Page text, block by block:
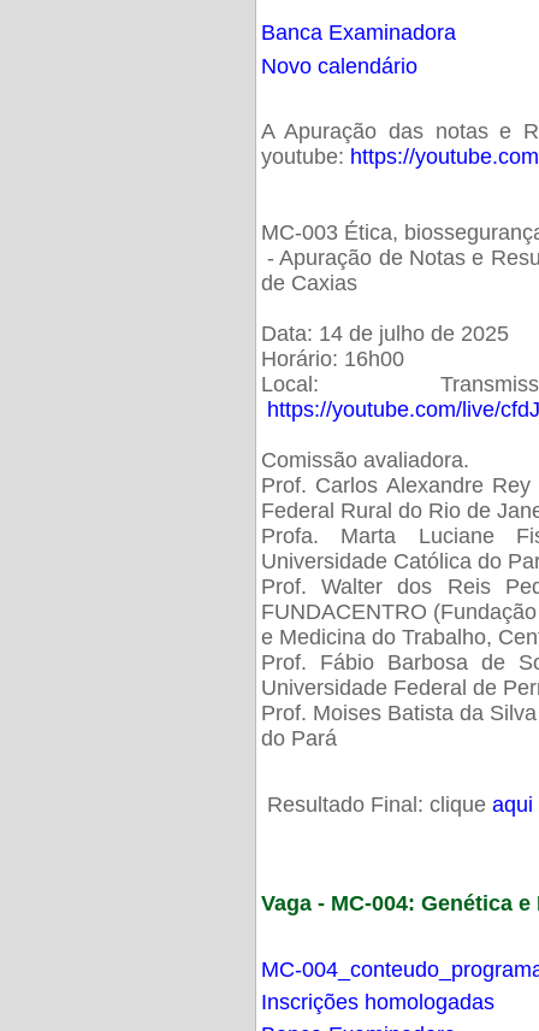
Banca Examinadora
Novo calendário
A Apuração das notas e
youtube: https://
MC-003 Ética,
- Apuração de Notas e
de Caxias
Data: 14 de julho de 2025
Horário: 16h00
Local:
https://youtube.com/live/
Comissão avaliadora.
Prof. Carlos Alexandre
Federal Rural do Rio de
Profa. Marta Luciane
Universidade Católica do
Prof. Walter dos Reis
FUNDACENTRO
e Medicina do Trabalho,
Prof. Fábio Barbosa de
Universidade Federal de
Prof. Moises Batista da
do Pará
Resultado Final: clique aqui
Vaga - MC-004: Genética
MC-
Inscrições homologadas